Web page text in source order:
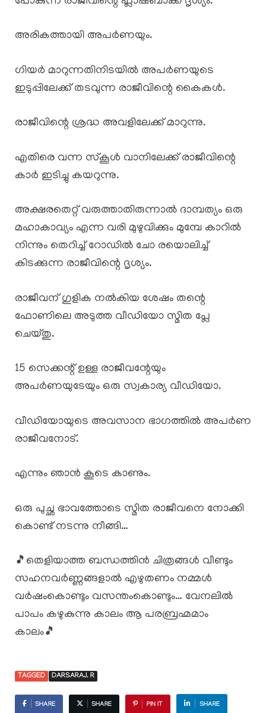
അരികത്തായി അപർണയും.
ഗിയർ മാറുന്നതിനിടയിൽ അപർണയുടെ
ഇടുപ്പിലേക്ക് തടവുന്ന രാജീവിന്റെ കൈകൾ.
രാജീവിന്റെ ശ്രദ്ധ അവളിലേക്ക് മാറുന്നു.
എതിരെ വന്ന സ്കൂൾ വാനിലേക്ക് രാജീവിന്റെ
കാർ ഇടിച്ചു കയറുന്നു.
അക്ഷരതെറ്റ് വരുത്താതിരുന്നാൽ ദാമ്പത്യം ഒരു
മഹാകാവ്യം എന്ന വരി മുഴുവിക്കും മുമ്പേ കാറിൽ
നിന്നും തെറിച്ച് റോഡിൽ ചോ രയൊലിച്ച്
കിടക്കുന്ന രാജീവിന്റെ ദൃശ്യം.
രാജീവന് ഗുളിക നൽകിയ ശേഷം തന്റെ
ഫോണിലെ അടുത്ത വീഡിയോ സ്മിത പ്ലേ
ചെയ്തു.
15 സെക്കന്റ്‌ ഉള്ള രാജീവന്റേയും
അപർണയുടേയും ഒരു സ്വകാര്യ വീഡിയോ.
വീഡിയോയുടെ അവസാന ഭാഗത്തിൽ അപർണ
രാജീവനോട്.
എന്നും ഞാൻ കൂടെ കാണും.
ഒരു പുച്ഛ ഭാവത്തോടെ സ്മിത രാജീവനെ നോക്കി
കൊണ്ട് നടന്നു നീങ്ങി…
🎵തെളിയാത്ത ബന്ധത്തിൻ ചിത്രങ്ങൾ വീണ്ടും
സഹനവർണ്ണങ്ങളാൽ എഴുതണം നമ്മൾ
വർഷംകൊണ്ടും വസന്തംകൊണ്ടും… വേനലിൽ
പാപം കഴുകുന്നു കാലം ആ പരബ്രഹ്മമാം
കാലം🎵
TAGGED DARSARAJ. R
SHARE SHARE PIN IT SHARE